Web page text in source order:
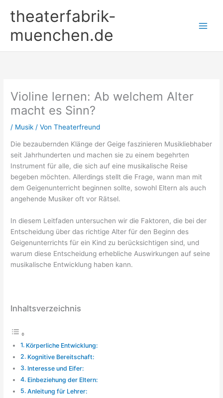
Inhalttheaterfabrik-
muenchen.de
Violine lernen: Ab welchem Alter
macht es Sinn?
/ Musik / VonTheaterfreund
Die bezaubernden Klänge der Geige faszinieren Musikliebhaber
seit Jahrhunderten und machen sie zu einem begehrten
Instrument für alle, die sich auf eine musikalische Reise
begeben möchten. Allerdings stellt die Frage, wann man mit
dem Geigenunterricht beginnen sollte, sowohl Eltern als auch
angehende Musiker oft vor Rätsel.
In diesem Leitfaden untersuchen wir die Faktoren, die bei der
Entscheidung über das richtige Alter für den Beginn des
Geigenunterrichts für ein Kind zu berücksichtigen sind, und
warum diese Entscheidung erhebliche Auswirkungen auf seine
musikalische Entwicklung haben kann.
Inhaltsverzeichnis
Körperliche Entwicklung:
Kognitive Bereitschaft:
Interesse und Eifer:
Einbeziehung der Eltern:
Anleitung für Lehrer: